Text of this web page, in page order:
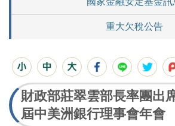
重大欠稅公告
財政部莊翠雲部長率團出
屆中美洲銀行理事會年會